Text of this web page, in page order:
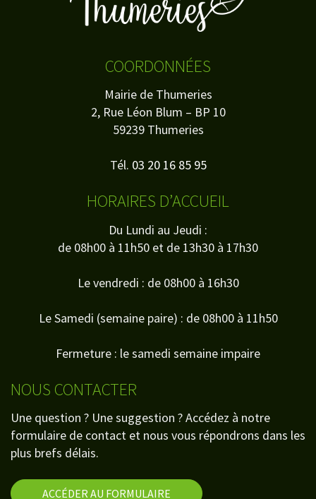
COORDONNÉES
Mairie de Thumeries
2, Rue Léon Blum – BP 10
59239 Thumeries
Tél. 03 20 16 85 95
HORAIRES D’ACCUEIL
Du Lundi au Jeudi :
de 08h00 à 11h50 et de 13h30 à 17h30
Le vendredi : de 08h00 à 16h30
Le Samedi (semaine paire) : de 08h00 à 11h50
Fermeture : le samedi semaine impaire
NOUS CONTACTER
Une question ? Une suggestion ? Accédez à notre
formulaire de contact et nous vous répondrons dans les
plus brefs délais.
ACCÉDER AU FORMULAIRE